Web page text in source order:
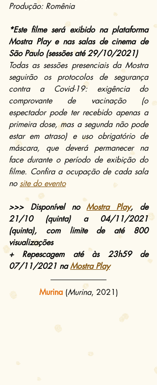
Produção: Romênia
*Este filme será exibido na plataforma
Mostra Play e nas salas de cinema de
São Paulo (sessões até 29/10/2021)
Todas as sessões presenciais da Mostra
seguirão os protocolos de segurança
contra a Covid-19: exigência do
comprovante de vacinação (o
espectador pode ter recebido apenas a
primeira dose, mas a segunda não pode
estar em atraso) e uso obrigatório de
máscara, que deverá permanecer na
face durante o período de exibição do
filme. Confira a ocupação de cada sala
no site do evento
>>> Disponível no Mostra Play, de
21/10 (quinta) a 04/11/2021
(quinta), com limite de até 800
visualizações
+ Repescagem até às 23h59 de
07/11/2021 na Mostra Play
Murina (Murina, 2021)